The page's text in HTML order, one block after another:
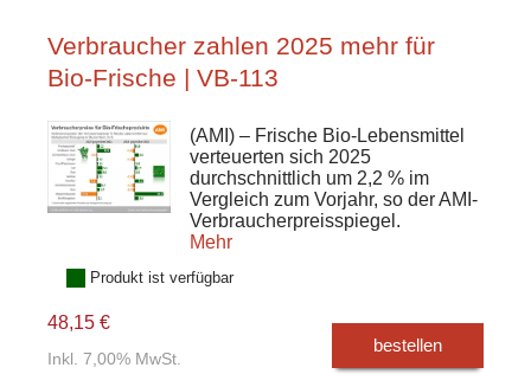
Verbraucher zahlen 2025 mehr für
Bio-Frische | VB-113
(AMI) – Frische Bio-Lebensmittel
verteuerten sich 2025
durchschnittlich um 2,2 % im
Vergleich zum Vorjahr, so der AMI-
Verbraucherpreisspiegel.
Mehr
Produkt ist verfügbar
48,15 €
Inkl. 7,00% MwSt.
bestellen